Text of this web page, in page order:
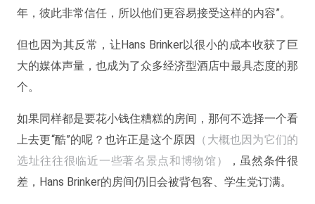
年，彼此非常信任，所以他们更容易接受这样的内容”。
但也因为其反常，让Hans Brinker以很小的成本收获了巨
大的媒体声量，也成为了众多经济型酒店中最具态度的那
个。
如果同样都是要花小钱住糟糕的房间，那何不选择一个看
上去更“酷”的呢？也许正是这个原因
（大概也因为它们的
选址往往很临近一些著名景点和博物馆）
，虽然条件很
差，Hans Brinker的房间仍旧会被背包客、学生党订满。